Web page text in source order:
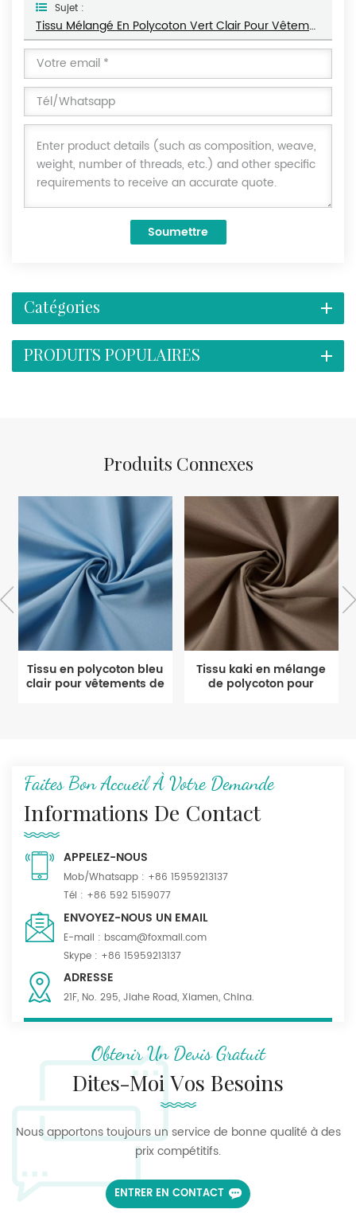
Sujet :
Tissu Mélangé En Polycoton Vert Clair Pour Vêtements De Travail Légers
Soumettre
Catégories
PRODUITS POPULAIRES
Produits Connexes
Tissu en polycoton bleu
clair pour vêtements de
Tissu kaki en mélange
de polycoton pour
Faites Bon Accueil À Votre Demande
Informations De Contact
APPELEZ-NOUS
Mob/Whatsapp : +86 15959213137
Tél : +86 592 5159077
ENVOYEZ-NOUS UN EMAIL
E-mail : bscam@foxmail.com
Skype : +86 15959213137
ADRESSE
21F, No. 295, Jiahe Road, Xiamen, China.
Obtenir Un Devis Gratuit
Dites-Moi Vos Besoins
Nous apportons toujours un service de bonne qualité à des
prix compétitifs.
ENTRER EN CONTACT